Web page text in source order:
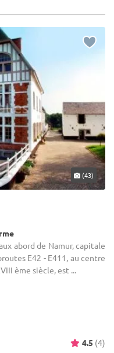
(43)
abord de Namur, capitale
E42 - E411, au centre
ème siècle, est ...
4.5 (4)